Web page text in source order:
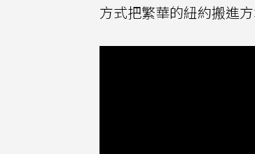
方式把繁華的紐約搬進方